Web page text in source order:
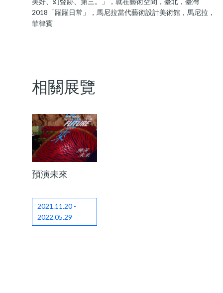
2018「躍躍日常」，馬尼拉當代藝術設計美術館，馬尼拉，
菲律賓
相關展覽
預演未來
2021.11.20 -
2022.05.29